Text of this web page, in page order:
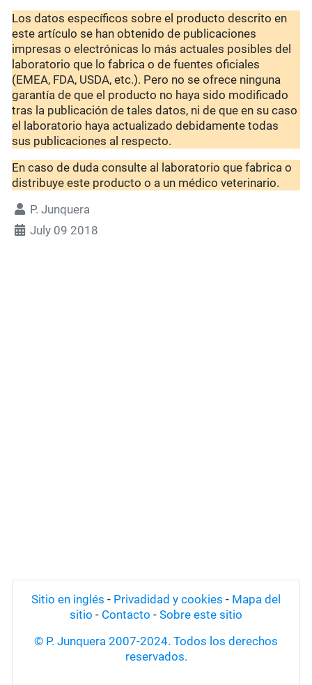
Los datos específicos sobre el producto descrito en
este artículo se han obtenido de publicaciones
impresas o electrónicas lo más actuales posibles del
laboratorio que lo fabrica o de fuentes oficiales
(EMEA, FDA, USDA, etc.). Pero no se ofrece ninguna
garantía de que el producto no haya sido modificado
tras la publicación de tales datos, ni de que en su caso
el laboratorio haya actualizado debidamente todas
sus publicaciones al respecto.
En caso de duda consulte al laboratorio que fabrica o
distribuye este producto o a un médico veterinario.
P. Junquera
July 09 2018
Sitio en inglés - Privadidad y cookies - Mapa del
sitio - Contacto - Sobre este sitio
© P. Junquera 2007-2024. Todos los derechos
reservados.